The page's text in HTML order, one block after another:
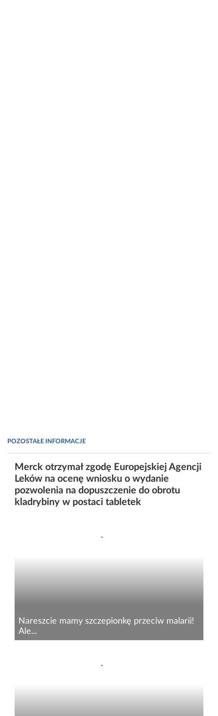
POZOSTAŁE INFORMACJE
Merck otrzymał zgodę Europejskiej Agencji
Leków na ocenę wniosku o wydanie
pozwolenia na dopuszczenie do obrotu
kladrybiny w postaci tabletek
Nareszcie mamy szczepionkę przeciw malarii!
Ale...